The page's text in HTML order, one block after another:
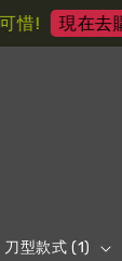
! 現在去購物
刀型款式 (1)